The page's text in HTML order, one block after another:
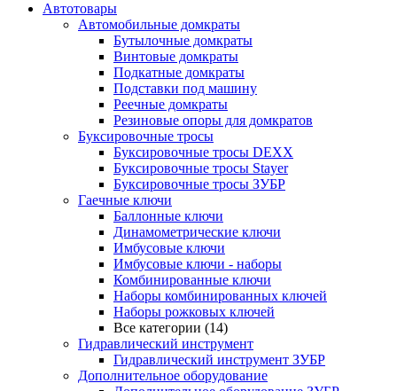
Автотовары
Автомобильные домкраты
Бутылочные домкраты
Винтовые домкраты
Подкатные домкраты
Подставки под машину
Реечные домкраты
Резиновые опоры для домкратов
Буксировочные тросы
Буксировочные тросы DEXX
Буксировочные тросы Stayer
Буксировочные тросы ЗУБР
Гаечные ключи
Баллонные ключи
Динамометрические ключи
Имбусовые ключи
Имбусовые ключи - наборы
Комбинированные ключи
Наборы комбинированных ключей
Наборы рожковых ключей
Все категории (14)
Гидравлический инструмент
Гидравлический инструмент ЗУБР
Дополнительное оборудование